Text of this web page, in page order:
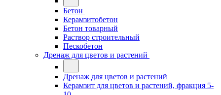
Бетон
Керамзитобетон
Бетон товарный
Раствор строительный
Пескобетон
Дренаж для цветов и растений
Дренаж для цветов и растений
Керамзит для цветов и растений, фракция 5-